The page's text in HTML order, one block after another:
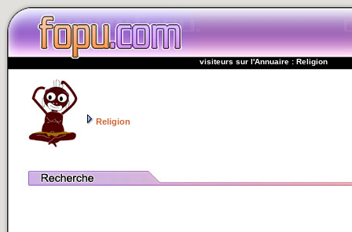
visiteurs sur l'Annuaire : Religion
Religion